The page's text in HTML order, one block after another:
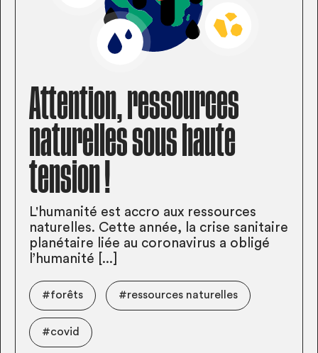
Attention, ressources
naturelles sous haute
tension !
L'humanité est accro aux ressources
naturelles. Cette année, la crise sanitaire
planétaire liée au coronavirus a obligé
l’humanité [...]
#forêts #ressources naturelles
#covid